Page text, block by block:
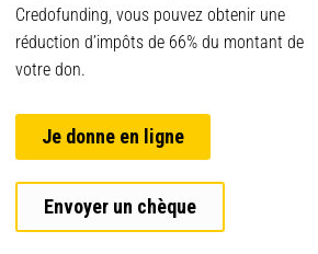
Credofunding, vous pouvez obtenir une
réduction d’impôts de 66% du montant de
votre don.
Je donne en ligne
Envoyer un chèque